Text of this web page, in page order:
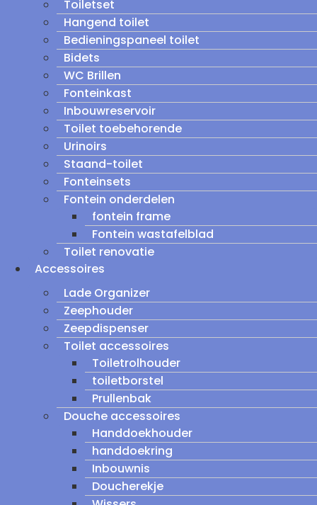
Toiletset
Hangend toilet
Bedieningspaneel toilet
Bidets
WC Brillen
Fonteinkast
Inbouwreservoir
Toilet toebehorende
Urinoirs
Staand-toilet
Fonteinsets
Fontein onderdelen
fontein frame
Fontein wastafelblad
Toilet renovatie
Accessoires
Lade Organizer
Zeephouder
Zeepdispenser
Toilet accessoires
Toiletrolhouder
toiletborstel
Prullenbak
Douche accessoires
Handdoekhouder
handdoekring
Inbouwnis
Doucherekje